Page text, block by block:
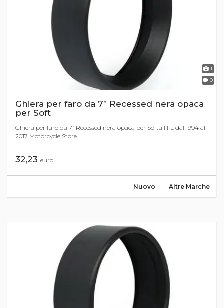
1
0
Ghiera per faro da 7” Recessed nera opaca
per Soft
Ghiera per faro da 7” Recessed nera opaca per Softail FL dal 1994 al
2017 Motorcycle Store...
32,23 euro
Altre Marche
Nuovo